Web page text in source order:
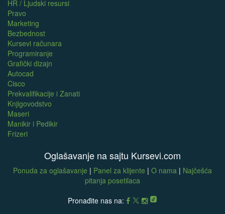
HR / Ljudski resursi
Pravo
Marketing
Bezbednost
Kursevi računara
Programiranje
Grafički dizajn
Autocad
Cisco
Prekvalifikacije i Zanati
Knjigovodstvo
Maseri
Manikir i Pedikir
Frizeri
Oglašavanje na sajtu Kursevi.com
Ponuda za oglašavanje | Panel za klijente | O nama | Najčešća
pitanja posetilaca
Pronađite nas na: